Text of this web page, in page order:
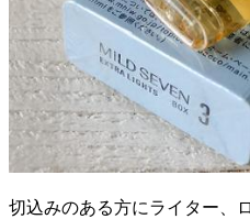
切込みのある方にライター、